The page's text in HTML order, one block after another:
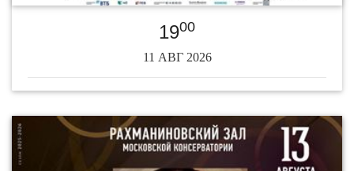
1900
11 АВГ 2026